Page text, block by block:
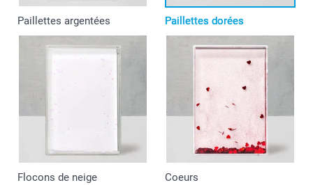
Paillettes argentées Paillettes dorées
Flocons de neige Coeurs